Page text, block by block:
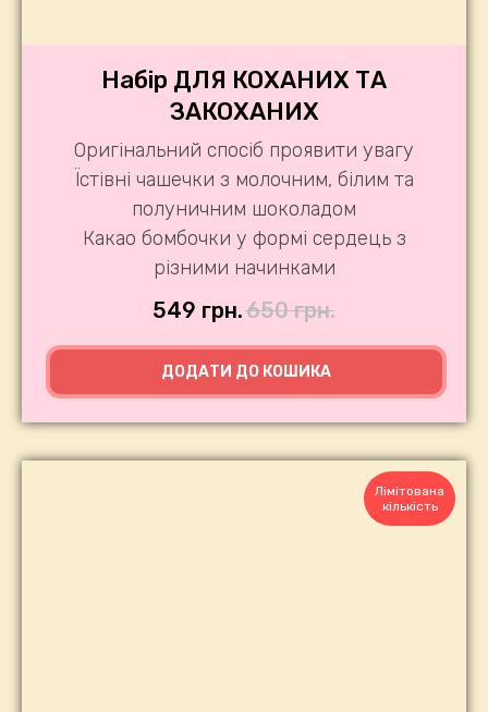
Набір ДЛЯ КОХАНИХ ТА
ЗАКОХАНИХ
Оригінальний спосіб проявити увагу
Їстівні чашечки з молочним, білим та
полуничним шоколадом
Какао бомбочки у формі сердець з
різними начинками
549 грн.650 грн.
ДОДАТИ ДО КОШИКА
Лімітована
кількість